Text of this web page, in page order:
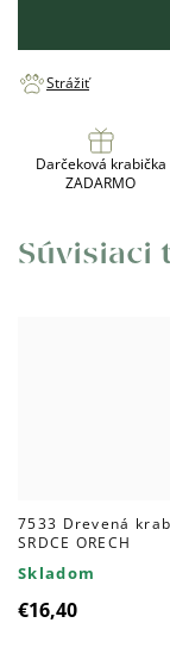
Strážiť
Darčeková krabička
ZADARMO
Súvisiaci
7533 Drevená
SRDCE ORECH
Skladom
€16,40